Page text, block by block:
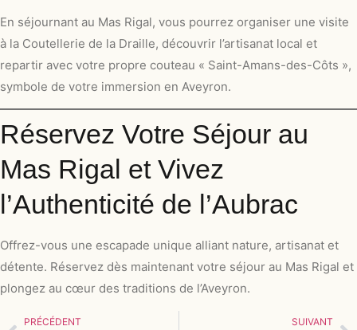
En séjournant au Mas Rigal, vous pourrez organiser une visite
à la Coutellerie de la Draille, découvrir l’artisanat local et
repartir avec votre propre couteau « Saint-Amans-des-Côts »,
symbole de votre immersion en Aveyron.
Réservez Votre Séjour au
Mas Rigal et Vivez
l’Authenticité de l’Aubrac
Offrez-vous une escapade unique alliant nature, artisanat et
détente. Réservez dès maintenant votre séjour au Mas Rigal et
plongez au cœur des traditions de l’Aveyron.
PRÉCÉDENT SUIVANT